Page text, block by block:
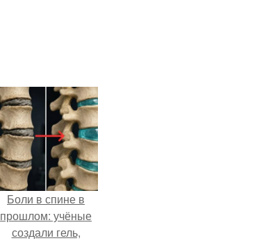
Боли в спине в
прошлом: учёные
создали гель,